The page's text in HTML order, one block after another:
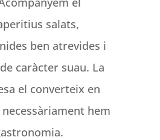
salats,
ben atrevides i
caràcter suau. La
el converteix en
hem